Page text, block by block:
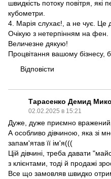
швидкість потоку повітря,
кубометри.
4. Марія слухає!, а не чує. Це
Очікую з нетерпінням на фен.
Величезне дякую!
Процвітання вашому бізнесу,
Відповісти
Тарасенко Демид
02.02.2025 в 15:21
Дуже, дуже приємно
А особливо дівчиною, яка зі
запам'ятав її ім'я(((
Цій дівчині, треба давати
з клієнтами, тоді й продажі
Все що замовляв швидко